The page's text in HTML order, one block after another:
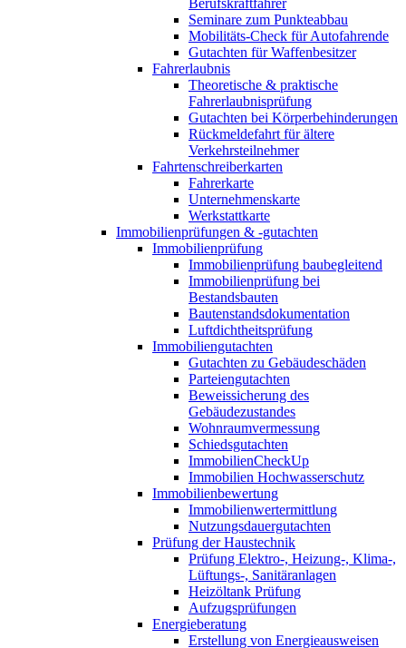
Seminare zum Punkteabbau
Mobilitäts-Check für Autofahrende
Gutachten für Waffenbesitzer
Fahrerlaubnis
Theoretische & praktische
Fahrerlaubnisprüfung
Gutachten bei Körperbehinderungen
Rückmeldefahrt für ältere
Verkehrsteilnehmer
Fahrtenschreiberkarten
Fahrerkarte
Unternehmenskarte
Werkstattkarte
Immobilienprüfungen & -gutachten
Immobilienprüfung
Immobilienprüfung baubegleitend
Immobilienprüfung bei
Bestandsbauten
Bautenstandsdokumentation
Luftdichtheitsprüfung
Immobiliengutachten
Gutachten zu Gebäudeschäden
Parteiengutachten
Beweissicherung des
Gebäudezustandes
Wohnraumvermessung
Schiedsgutachten
ImmobilienCheckUp
Immobilien Hochwasserschutz
Immobilienbewertung
Immobilienwertermittlung
Nutzungsdauergutachten
Prüfung der Haustechnik
Prüfung Elektro-, Heizung-, Klima-,
Lüftungs-, Sanitäranlagen
Heizöltank Prüfung
Aufzugsprüfungen
Energieberatung
Erstellung von Energieausweisen